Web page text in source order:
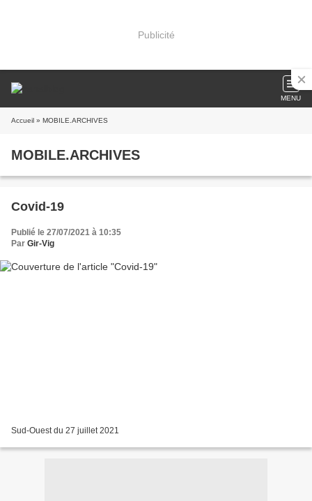
Publicité
MENU
Accueil » MOBILE.ARCHIVES
MOBILE.ARCHIVES
Covid-19
Publié le 27/07/2021 à 10:35
Par Gir-Vig
Sud-Ouest du 27 juillet 2021